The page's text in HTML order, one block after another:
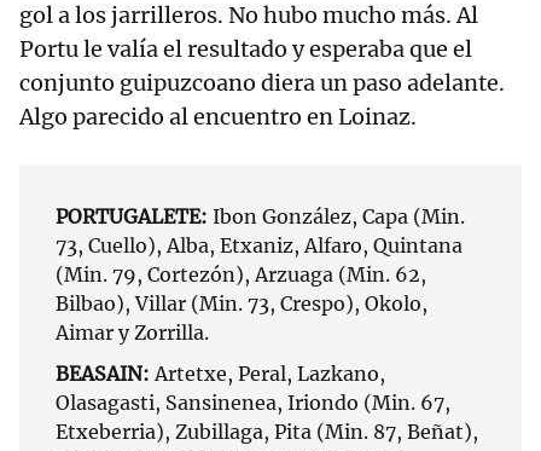
gol a los jarrilleros. No hubo mucho más. Al
Portu le valía el resultado y esperaba que el
conjunto guipuzcoano diera un paso adelante.
Algo parecido al encuentro en Loinaz.
PORTUGALETE: Ibon González, Capa (Min.
73, Cuello), Alba, Etxaniz, Alfaro, Quintana
(Min. 79, Cortezón), Arzuaga (Min. 62,
Bilbao), Villar (Min. 73, Crespo), Okolo,
Aimar y Zorrilla.
BEASAIN:Artetxe, Peral, Lazkano,
Olasagasti, Sansinenea, Iriondo (Min. 67,
Etxeberria), Zubillaga, Pita (Min. 87, Beñat),